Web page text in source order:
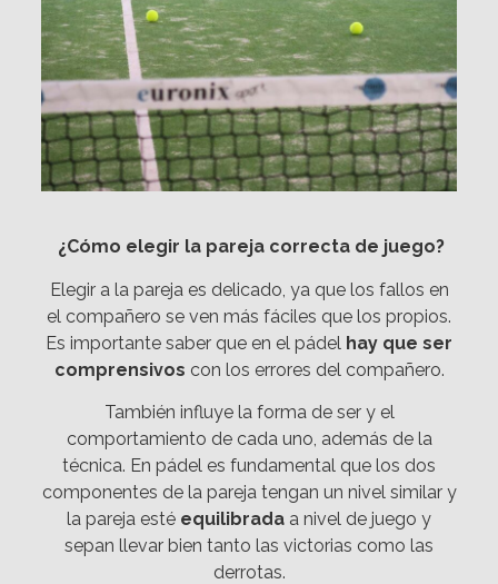
¿Cómo elegir la pareja correcta de juego?
Elegir a la pareja es delicado, ya que los fallos en
el compañero se ven más fáciles que los propios.
Es importante saber que en el pádel hay que ser
comprensivos con los errores del compañero.
También influye la forma de ser y el
comportamiento de cada uno, además de la
técnica. En pádel es fundamental que los dos
componentes de la pareja tengan un nivel similar y
la pareja esté equilibrada a nivel de juego y
sepan llevar bien tanto las victorias como las
derrotas.